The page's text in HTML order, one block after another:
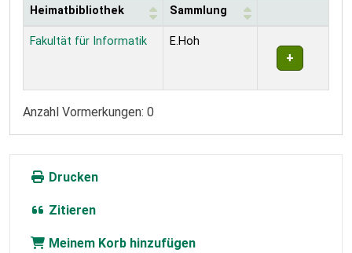
Exemplare
Heimatbibliothek Sammlung
Fakultät für Informatik E.Hoh
Anzahl Vormerkungen: 0
Drucken
Zitieren
Meinem Korb hinzufügen